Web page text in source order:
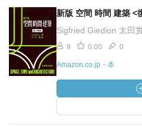
新版 空間 時間 建築 <
Sigfried Giedion 太田
9 0.00 0
Amazon.co.jp・本